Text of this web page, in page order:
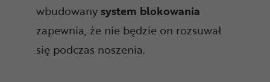
wbudowany system blokowania
zapewnia, że nie będzie on rozsuwał
się podczas noszenia.